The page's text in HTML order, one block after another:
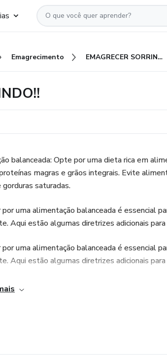
Emagrecimento EMAGRECER SORRINDO!!
balanceada: Opte por uma dieta rica em
magras e grãos integrais. Evite
gorduras saturadas.
uma alimentação balanceada é essencial
Aqui estão algumas diretrizes adicionais
uma alimentação balanceada é essencial
Aqui estão algumas diretrizes adicionais